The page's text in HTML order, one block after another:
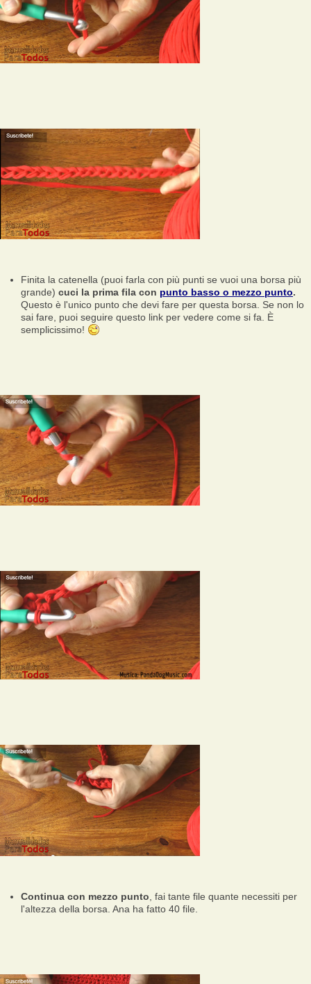
Finita la catenella (puoi farla con più punti se vuoi una borsa più
grande) cuci la prima fila con punto basso o mezzo punto.
Questo è l'unico punto che devi fare per questa borsa. Se non lo
sai fare, puoi seguire questo link per vedere come si fa. È
semplicissimo!
Continua con mezzo punto , fai tante file quante necessiti per
l'altezza della borsa. Ana ha fatto 40 file.